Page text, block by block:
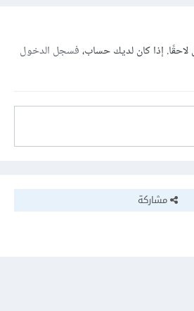
إذا كان لديك حساب،فسجل الدخول
مشاركة